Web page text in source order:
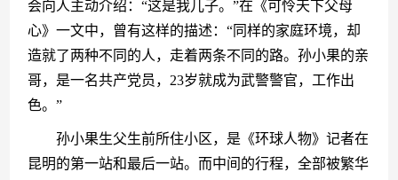
会向人主动介绍：“这是我儿子。”在《可怜天下父母
心》一文中，曾有这样的描述：“同样的家庭环境，却
造就了两种不同的人，走着两条不同的路。孙小果的亲
哥，是一名共产党员，23岁就成为武警警官，工作出
色。”
孙小果生父生前所住小区，是《环球人物》记者在
昆明的第一站和最后一站。而中间的行程，全部被繁华